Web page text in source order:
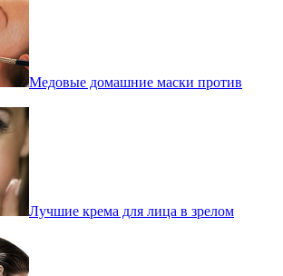
Медовые домашние маски против
Лучшие крема для лица в зрелом